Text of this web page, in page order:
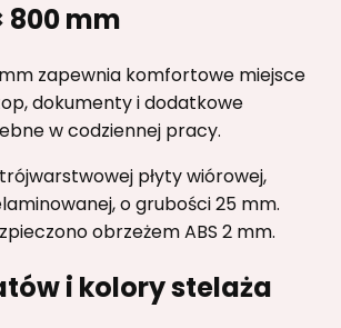
800 mm
zapewnia komfortowe miejsce
dokumenty i dodatkowe
w codziennej pracy.
płyty wiórowej,
o grubości 25 mm.
obrzeżem ABS 2 mm.
i kolory stelaża